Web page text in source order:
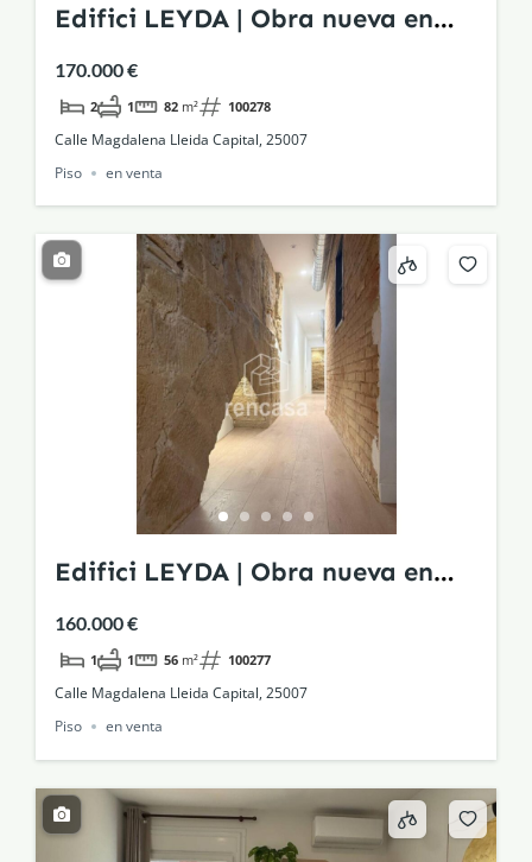
Edifici LEYDA | Obra nueva en
edificio histórico rehabilitado
170.000 €
2 1 82 m² 100278
Calle Magdalena Lleida Capital, 25007
Piso
en venta
Edifici LEYDA | Obra nueva en
edificio histórico rehabilitado
160.000 €
1 1 56 m² 100277
Calle Magdalena Lleida Capital, 25007
Piso
en venta